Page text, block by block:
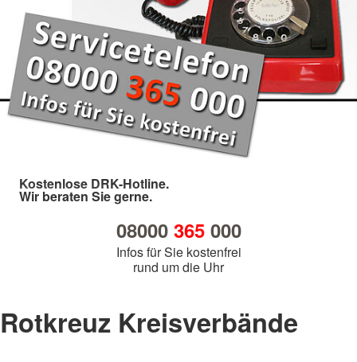
Kostenlose DRK-Hotline.
Wir beraten Sie gerne.
08000 365000
Infos für Sie kostenfrei
rund um die Uhr
Rotkreuz Kreisverbände